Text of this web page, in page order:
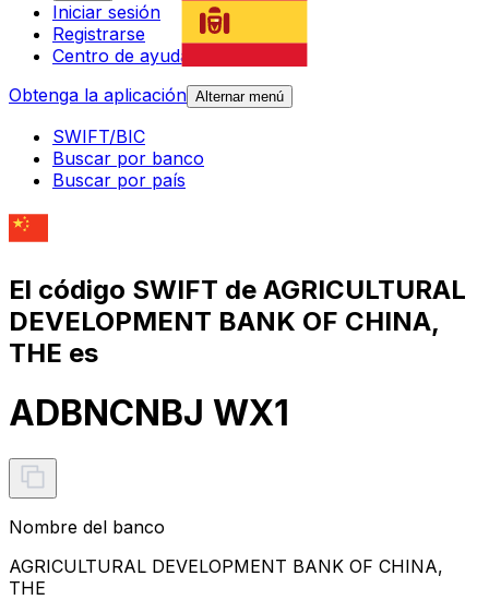
Iniciar sesión
Registrarse
Centro de ayuda
Obtenga la aplicación Alternar menú
SWIFT/BIC
Buscar por banco
Buscar por país
El código SWIFT de AGRICULTURAL
DEVELOPMENT BANK OF CHINA,
THE es
ADBNCNBJ WX1
Nombre del banco
AGRICULTURAL DEVELOPMENT BANK OF CHINA,
THE